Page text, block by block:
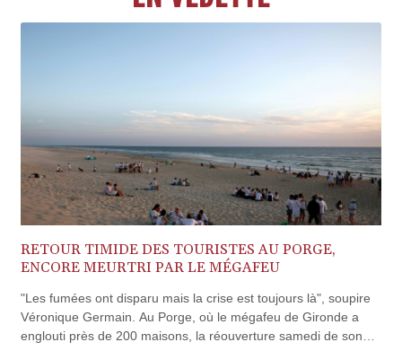
BOB 13.69983
BYN 3.432357
BYR
22660.258427
BZD 2.318271
CAD 1.61333
CDF
2615.761404
CLP
1055.916879
CNY 7.801146
RETOUR TIMIDE DES TOURISTES AU PORGE,
ENCORE MEURTRI PAR LE MÉGAFEU
"Les fumées ont disparu mais la crise est toujours là", soupire
Véronique Germain. Au Porge, où le mégafeu de Gironde a
englouti près de 200 maisons, la réouverture samedi de son